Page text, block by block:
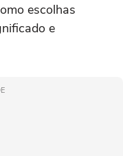
escolhas
e